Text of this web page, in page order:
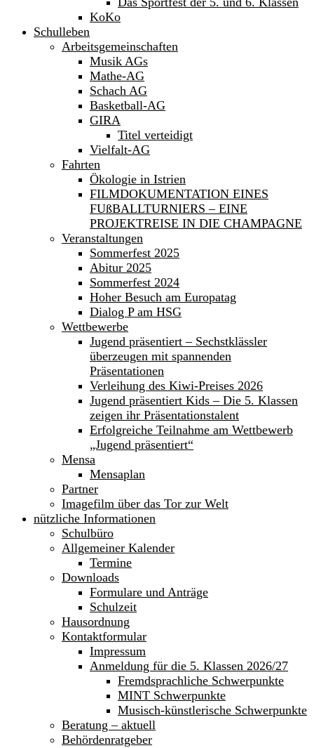
KoKo
Schulleben
Arbeitsgemeinschaften
Musik AGs
Mathe-AG
Schach AG
Basketball-AG
GIRA
Titel verteidigt
Vielfalt-AG
Fahrten
Ökologie in Istrien
FILMDOKUMENTATION EINES
FUßBALLTURNIERS – EINE
PROJEKTREISE IN DIE CHAMPAGNE
Veranstaltungen
Sommerfest 2025
Abitur 2025
Sommerfest 2024
Hoher Besuch am Europatag
Dialog P am HSG
Wettbewerbe
Jugend präsentiert – Sechstklässler
überzeugen mit spannenden
Präsentationen
Verleihung des Kiwi-Preises 2026
Jugend präsentiert Kids – Die 5. Klassen
zeigen ihr Präsentationstalent
Erfolgreiche Teilnahme am Wettbewerb
„Jugend präsentiert“
Mensa
Mensaplan
Partner
Imagefilm über das Tor zur Welt
nützliche Informationen
Schulbüro
Allgemeiner Kalender
Termine
Downloads
Formulare und Anträge
Schulzeit
Hausordnung
Kontaktformular
Impressum
Anmeldung für die 5. Klassen 2026/27
Fremdsprachliche Schwerpunkte
MINT Schwerpunkte
Musisch-künstlerische Schwerpunkte
Beratung – aktuell
Behördenratgeber